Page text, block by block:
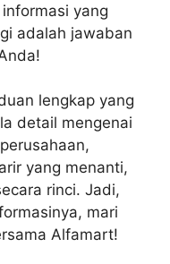
yang
adalah jawaban
lengkap yang
detail mengenai
yang menanti,
rinci. Jadi,
mari
Alfamart!